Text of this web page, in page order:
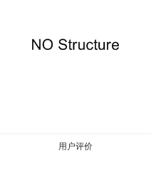
用户评价